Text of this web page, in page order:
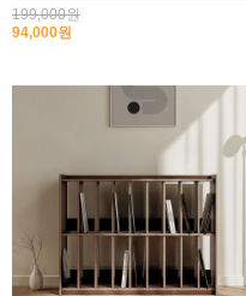
199,000원
94,000원